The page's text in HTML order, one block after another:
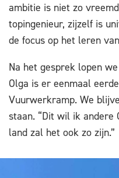
ambitie is niet zo
topingenieur, zijzelf is
de focus op het leren
Na het gesprek lopen
Olga is er eenmaal
Vuurwerkramp. We
staan. “Dit wil ik andere
land zal het ook zo zijn.”